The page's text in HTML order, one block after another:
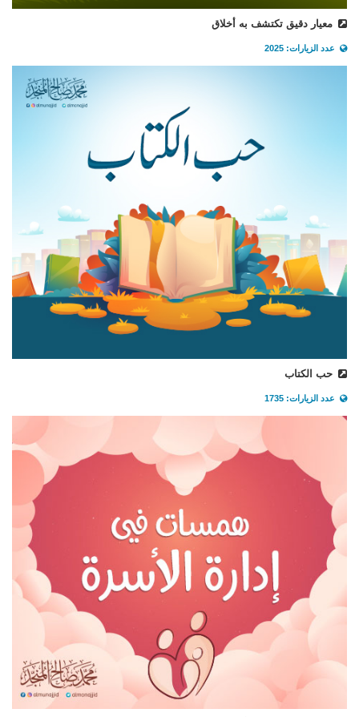
معيار دقيق تكتشف به أخلاق
عدد الزيارات: 2025
حب الكتاب
عدد الزيارات: 1735